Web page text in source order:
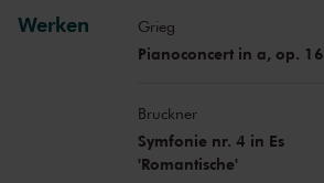
Werken Grieg
Pianoconcert in a, op. 16
Bruckner
Symfonie nr. 4 in Es
'Romantische'